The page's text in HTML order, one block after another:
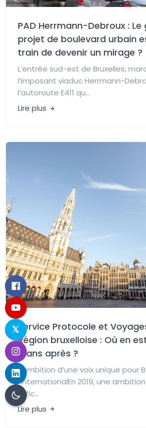
PAD Herrmann-Debroux : Le
projet de boulevard urbain
train de devenir un mirage ?
L’entrée sud-est de Bruxelles,
l’imposant viaduc Herrmann-
l’autoroute E411 qu...
Lire plus
Service Protocole et
Région bruxelloise : Où en
5 ans après ?
L’ambition d’une voix unique pour
l’internationalEn 2019, une
affic...
Lire plus